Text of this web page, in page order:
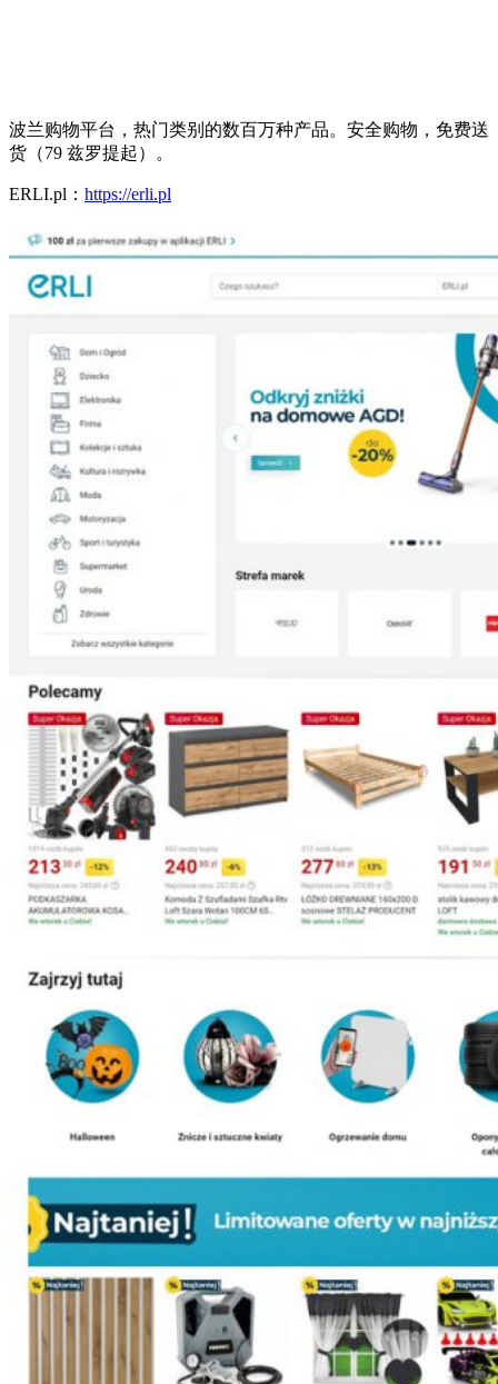
波兰购物平台，热门类别的数百万种产品。安全购物，免费送
货（79 兹罗提起）。
ERLI.pl： https://erli.pl